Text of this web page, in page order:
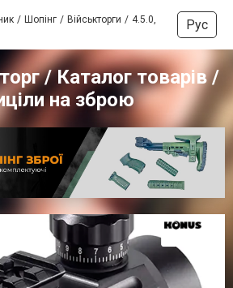
Шопінг Військторги
4.5.0,
Рус
/ Каталог товарів /
на зброю